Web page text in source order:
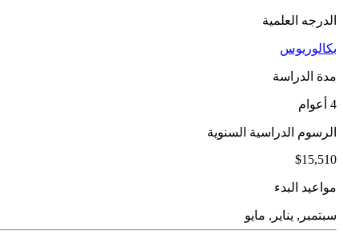
الدرجه العلمية
بكالوريوس
مدة الدراسة
4 أعوام
الرسوم الدراسية السنوية
$15,510
مواعيد البدء
سبتمبر, يناير, مايو